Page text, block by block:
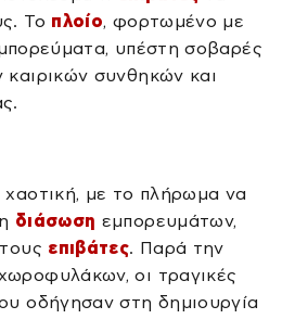
Το πλοίο, φορτωμένο με
υπέστη σοβαρές
συνθηκών και
με το πλήρωμα να
διάσωση εμπορευμάτων,
επιβάτες. Παρά την
οι τραγικές
οδήγησαν στη δημιουργία